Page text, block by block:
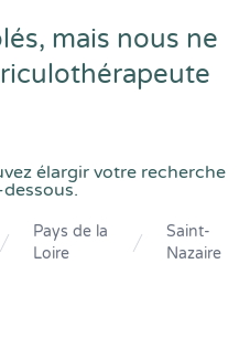
mais nous ne
élargir votre recherche
Pays de la
Loire
Saint-
Nazaire